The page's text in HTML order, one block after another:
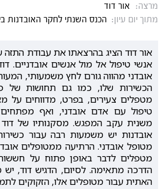
מרצה:
אור דוד
מתוך יום עיון: הכנס השנתי לחקר האובדנות
אור דוד הציג בהרצאתו את עבודת התזה
אנשי טיפול אל מול אנשים אובדניים.
אובדני מהווה גורם לחץ משמעותי,
הכשירות שלו, כמו גם תחושות של
מטפלים צעירים, בפרט, מדווחים על
טיפול עם אדם אובדני, ואף מפתחים
משנית עקב המפגש. מסקנותיו של
אובדנות יש משמעות רבה עבור
מטופל אובדני. הרתיעה ממטופלים
מטפלים לדבר באופן פתוח על
הדרכה מתאימה. לסיום, הדגיש דוד, יש
האתית עבור מטופלים אלו, הזקוקים